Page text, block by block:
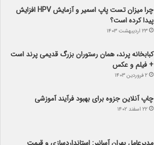
چرا میزان تست پاپ اسمیر و آزمایش HPV افزایش
پیدا کرده است؟
۲۳ اردیبهشت ۱۴۰۳
کبابخانه پرند، همان رستوران بزرگ قدیمی پرند است
+ فیلم و عکس
۲ فروردین ۱۴۰۳
چاپ آنلاین جزوه برای بهبود فرآیند آموزشی
۲۲ اسفند ۱۴۰۲